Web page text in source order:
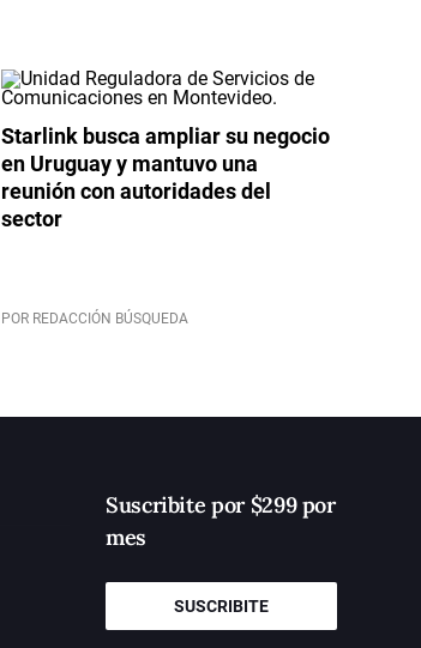
Starlink busca ampliar su negocio
en Uruguay y mantuvo una
reunión con autoridades del
sector
POR REDACCIÓN BÚSQUEDA
Suscribite por $299 por
mes
SUSCRIBITE